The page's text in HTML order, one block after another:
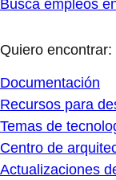
Busca empleos
Quiero encontrar:
Documentación
Recursos para
Temas de
Centro de
Actualizaciones